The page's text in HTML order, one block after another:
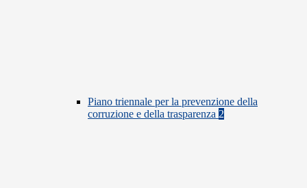
Piano triennale per la prevenzione della
corruzione e della trasparenza 2